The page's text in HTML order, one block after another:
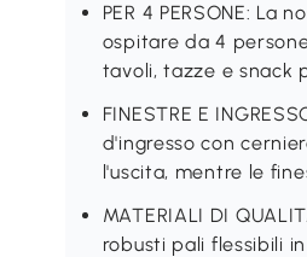
PER 4 PERSONE:
ospitare da 4
tavoli, tazze e snack
FINESTRE E
d'ingresso con
l'uscita, mentre le
MATERIALI DI
robusti pali flessibili